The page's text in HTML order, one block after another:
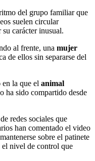
del grupo familiar que
suelen circular
carácter inusual.
al frente, una mujer
de ellos sin separarse del
la que el animal
ha sido compartido desde
redes sociales que
han comentado el video
sobre el patinete
el nivel de control que